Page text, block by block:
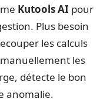
Kutools AI pour
Plus besoin
les calculs
les
détecte le bon
anomalie.